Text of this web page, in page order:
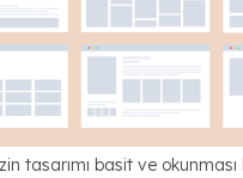
tasarımı basit ve okunması